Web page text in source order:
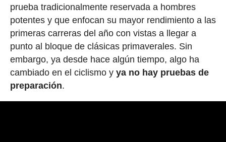
prueba tradicionalmente reservada a hombres
potentes y que enfocan su mayor rendimiento a las
primeras carreras del año con vistas a llegar a
punto al bloque de clásicas primaverales. Sin
embargo, ya desde hace algún tiempo, algo ha
cambiado en el ciclismo y ya no hay pruebas de
preparación.